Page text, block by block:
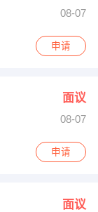
08-07
申请
面议
08-07
申请
面议